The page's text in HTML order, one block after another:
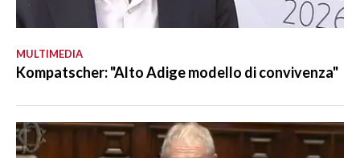
MULTIMEDIA
Kompatscher: "Alto Adige modello di convivenza"